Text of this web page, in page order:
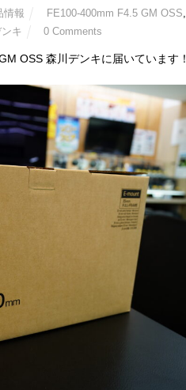
情報 FE100-400mm F4.5 GM OSS,
キ 0 Comments
OSS 森川デンキに届いています！